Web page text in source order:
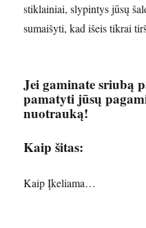
stiklainiai, slypintys jūsų
sumaišyti, kad išeis tikrai
Jei gaminate sriubą
pamatyti jūsų
nuotrauką!
Kaip šitas:
Kaip Įkeliama…